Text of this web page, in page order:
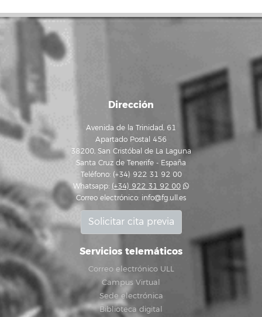
Dirección
Avenida de la Trinidad, 61
Apartado Postal 456
38200, San Cristóbal de La Laguna
Santa Cruz de Tenerife - España
Teléfono: (+34) 922 31 92 00
Whatsapp: (+34) 922 31 92 00
Correo electrónico: info@fg.ull.es
Solicitar cita previa
Servicios telemáticos
Correo electrónico ULL
Campus Virtual
Sede electrónica
Biblioteca digital